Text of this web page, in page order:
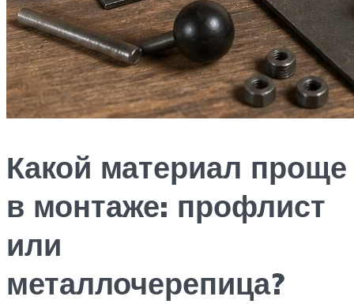
Какой материал проще
в монтаже: профлист
или
металлочерепица?